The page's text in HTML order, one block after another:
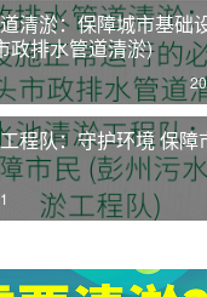
清淤：保障城市基础
政排水管道清淤)
程队：守护环境 保障